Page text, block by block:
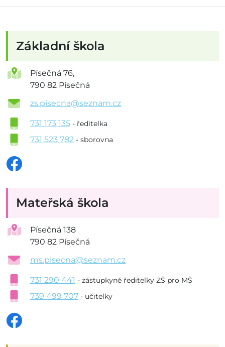
Základní škola
Písečná 76,
790 82 Písečná
zs.pisecna@seznam.cz
731 173 135 - ředitelka
731 523 782 - sborovna
Mateřská škola
Písečná 138
790 82 Písečná
ms.pisecna@seznam.cz
731 290 441 - zástupkyně ředitelky ZŠ pro MŠ
739 499 707 - učitelky